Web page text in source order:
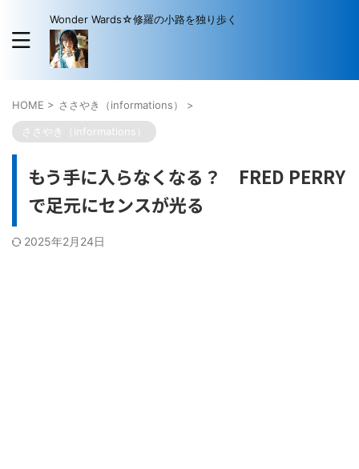
Wonder Wards☆修羅の小路を独り歩く
HOME > ささやき（informations） >
ささやき（informations）
もう手に入らなくなる？ FRED PERRY
で足元にセンスが光る
2025年2月24日